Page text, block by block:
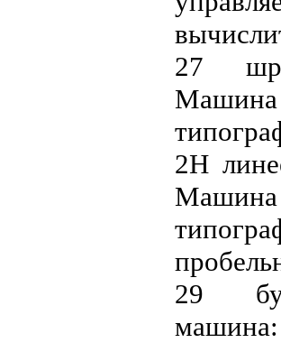
27
2Н
29